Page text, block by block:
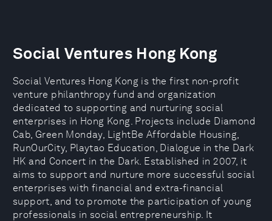
Social Ventures Hong Kong
Social Ventures Hong Kong is the first non-profit
venture philanthropy fund and organization
dedicated to supporting and nurturing social
enterprises in Hong Kong. Projects include Diamond
Cab, Green Monday, LightBe Affordable Housing,
RunOurCity, Playtao Education, Dialogue in the Dark
HK and Concert in the Dark. Established in 2007, it
aims to support and nurture more successful social
enterprises with financial and extra-financial
support, and to promote the participation of young
professionals in social entrepreneurship. It